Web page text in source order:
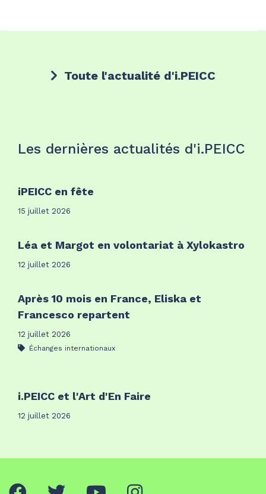
Toute l'actualité d'i.PEICC
Les dernières actualités d'i.PEICC
iPEICC en fête
15 juillet 2026
Léa et Margot en volontariat à Xylokastro
12 juillet 2026
Après 10 mois en France, Eliska et
Francesco repartent
12 juillet 2026
Échanges internationaux
i.PEICC et l'Art d'En Faire
12 juillet 2026